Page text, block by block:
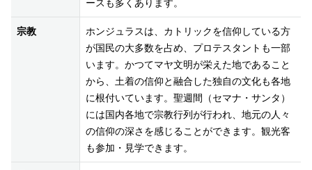
ースも多くあります。
宗教
ホンジュラスは、カトリックを信仰している方
が国民の大多数を占め、プロテスタントも一部
います。かつてマヤ文明が栄えた地であること
から、土着の信仰と融合した独自の文化も各地
に根付いています。聖週間（セマナ・サンタ）
には国内各地で宗教行列が行われ、地元の人々
の信仰の深さを感じることができます。観光客
も参加・見学できます。